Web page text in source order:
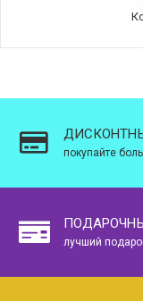
покупайте
лучший